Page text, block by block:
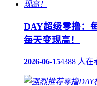
DAY超级零撸：
每天变现高！
2026-06-154388 人在